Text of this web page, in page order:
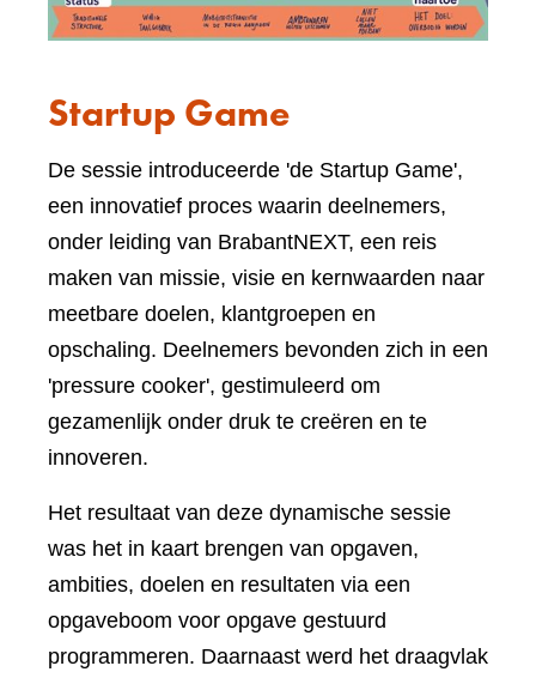
Startup Game
De sessie introduceerde 'de Startup Game',
een innovatief proces waarin deelnemers,
onder leiding van BrabantNEXT, een reis
maken van missie, visie en kernwaarden naar
meetbare doelen, klantgroepen en
opschaling. Deelnemers bevonden zich in een
'pressure cooker', gestimuleerd om
gezamenlijk onder druk te creëren en te
innoveren.
Het resultaat van deze dynamische sessie
was het in kaart brengen van opgaven,
ambities, doelen en resultaten via een
opgaveboom voor opgave gestuurd
programmeren. Daarnaast werd het draagvlak